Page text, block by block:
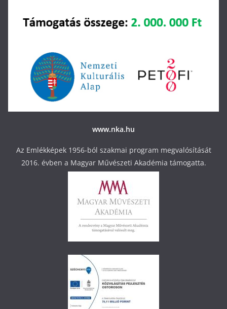
www.nka.hu
Az Emlékképek 1956-ból szakmai program megvalósítását
2016. évben a Magyar Művészeti Akadémia támogatta.